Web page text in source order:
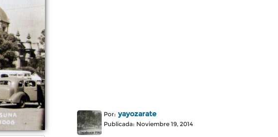
Por: yayozarate
Publicada: Noviembre 19, 2014